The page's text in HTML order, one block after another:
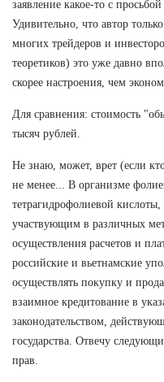
заявление какое-то с
Удивительно, что автор
многих трейдеров и
теоретиков) это уже давно
скорее настроения, чем
Для сравнения: стоимость
тысяч рублей.
Не знаю, может, врет (если
не менее... В организме
тетрагидрофолиевой
участвующим в различных
осуществления расчетов и
российские и вьетнамские
осуществлять покупку и
взаимное кредитование в
законодательством,
государства. Отвечу
прав.